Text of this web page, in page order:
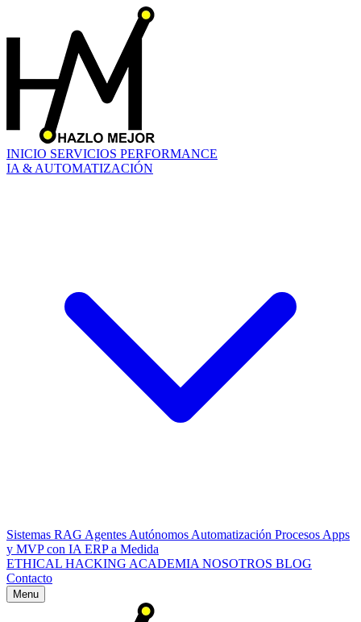
INICIO SERVICIOS PERFORMANCE
IA & AUTOMATIZACIÓN
Sistemas RAG Agentes Autónomos Automatización Procesos Apps
y MVP con IA ERP a Medida
ETHICAL HACKING ACADEMIA NOSOTROS BLOG
Contacto
Menu